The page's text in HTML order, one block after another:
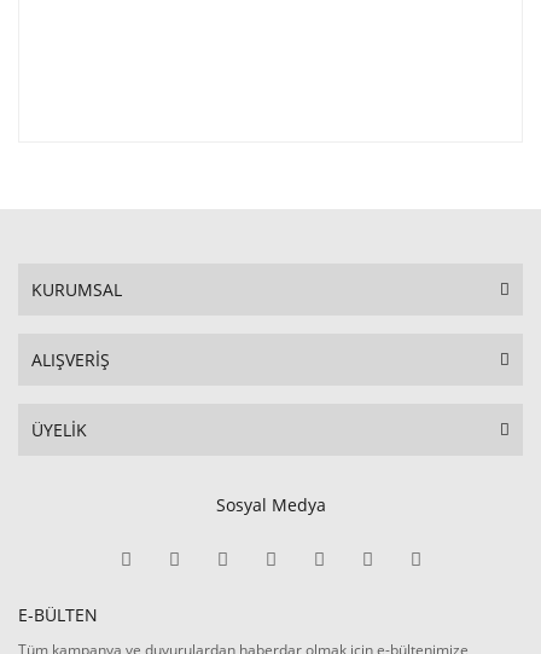
KURUMSAL
ALIŞVERİŞ
ÜYELİK
Sosyal Medya
E-BÜLTEN
Tüm kampanya ve duyurulardan haberdar olmak için e-bültenimize